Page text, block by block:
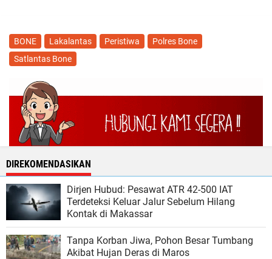
BONE Lakalantas Peristiwa
Polres Bone
Satlantas Bone
DIREKOMENDASIKAN
Dirjen Hubud: Pesawat ATR 42-500 IAT
Terdeteksi Keluar Jalur Sebelum Hilang
Kontak di Makassar
Tanpa Korban Jiwa, Pohon Besar Tumbang
Akibat Hujan Deras di Maros